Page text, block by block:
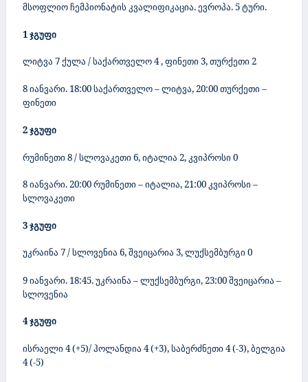
მსოფლიო ჩემპიონატის კვალიფიკაცია. ევროპა. 5 ტური.
1 ჯგუფი
ლიტვა 7ქულა /საქართველო 4 , ფინეთი 3, თურქეთი 2
8 იანვარი. 18:00 საქართველო – ლიტვა, 20:00 თურქეთი –
ფინეთი
2 ჯგუფი
რუმინეთი 8 / სლოვაკეთი 6,იტალია 2, კვიპროსი 0
8 იანვარი. 20:00 რუმინეთი – იტალია, 21:00 კვიპროსი –
სლოვაკეთი
3 ჯგუფი
უკრაინა 7 / სლოვენია 6, შვეიცარია 3,ლუქსემბურგი 0
9 იანვარი. 18:45. უკრაინა – ლუქსემბურგი, 23:00 შვეიცარია –
სლოვენია
4 ჯგუფი
ისრაელი 4 (+5)/ ჰოლანდია 4 (+3), საბერძნეთი 4 (-3),ბელგია
4 (-5)